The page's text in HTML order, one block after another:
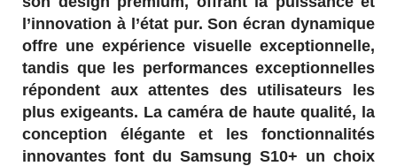
l’innovation à l’état pur. Son écran dynamique
offre une expérience visuelle exceptionnelle,
tandis que les performances exceptionnelles
répondent aux attentes des utilisateurs les
plus exigeants. La caméra de haute qualité, la
conception élégante et les fonctionnalités
innovantes font du Samsung S10+ un choix